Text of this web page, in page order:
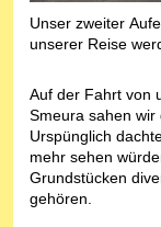
Unser zweiter
unserer Reise
Auf der Fahrt von
Smeura sahen wir
Urspünglich
mehr sehen
Grundstücken
gehören.